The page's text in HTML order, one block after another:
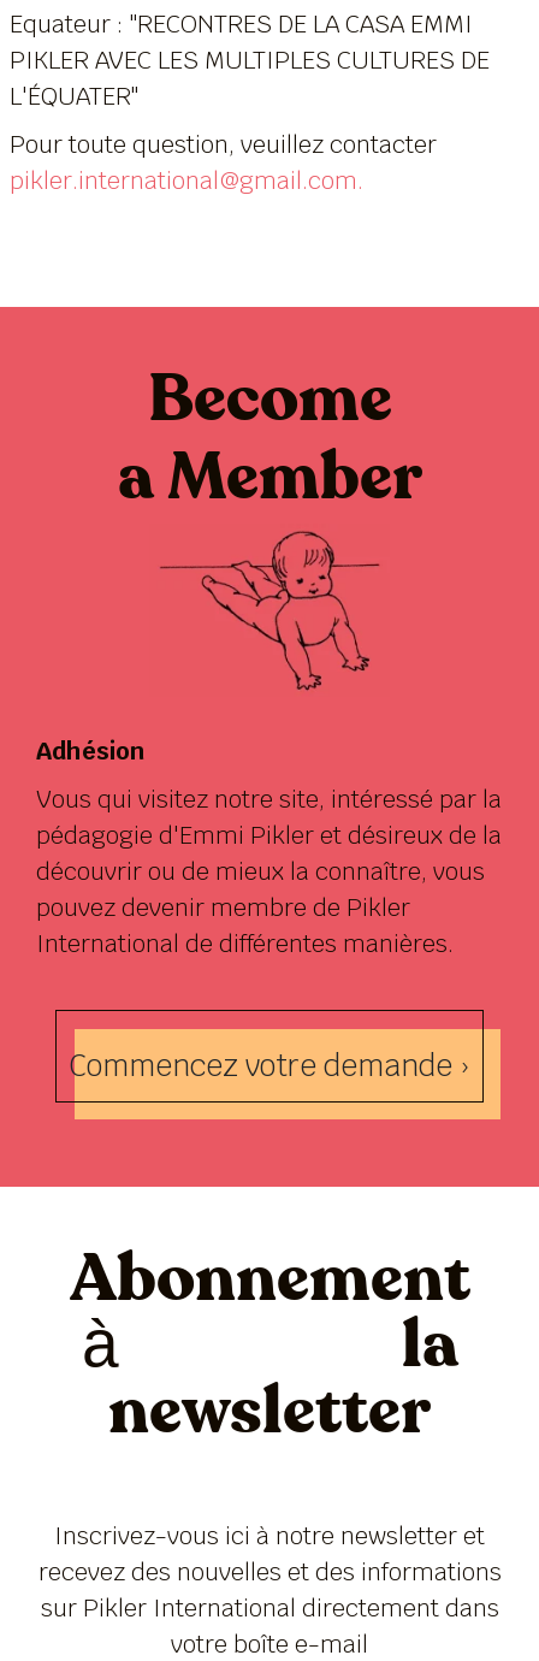
Equateur : "RECONTRES DE LA CASA EMMI
PIKLER AVEC LES MULTIPLES CULTURES DE
L'ÉQUATER"
Pour toute question, veuillez contacter
pikler.international@gmail.com.
Become
a Member
Adhésion
Vous qui visitez notre site, intéressé par la
pédagogie d'Emmi Pikler et désireux de la
découvrir ou de mieux la connaître, vous
pouvez devenir membre de Pikler
International de différentes manières.
Commencez votre demande ›
Abonnement
à la
newsletter
Inscrivez-vous ici à notre newsletter et
recevez des nouvelles et des informations
sur Pikler International directement dans
votre boîte e-mail